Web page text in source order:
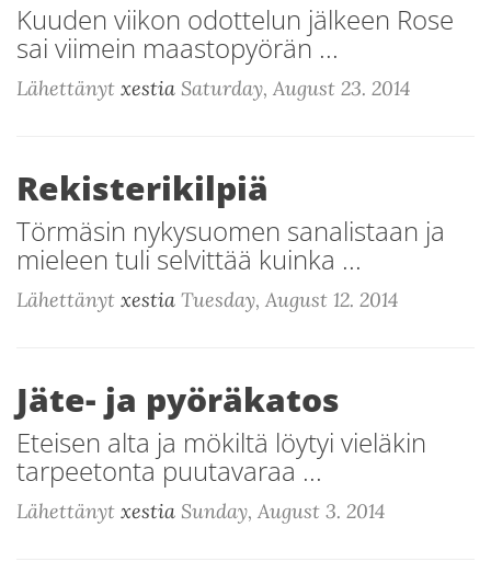
Kuuden viikon odottelun jälkeen Rose
sai viimein maastopyörän ...
Lähettänyt xestia Saturday, August 23. 2014
Rekisterikilpiä
Törmäsin nykysuomen sanalistaan ja
mieleen tuli selvittää kuinka ...
Lähettänyt xestia Tuesday, August 12. 2014
Jäte- ja pyöräkatos
Eteisen alta ja mökiltä löytyi vieläkin
tarpeetonta puutavaraa ...
Lähettänyt xestia Sunday, August 3. 2014